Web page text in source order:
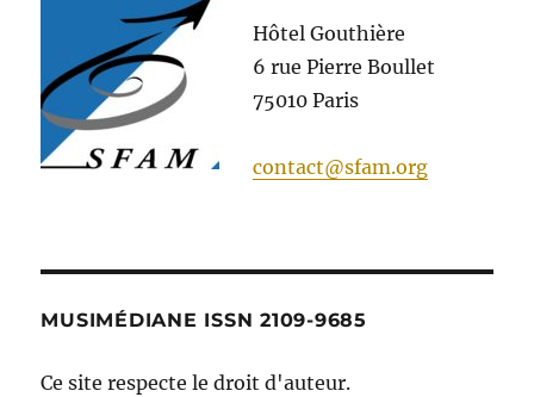
Hôtel Gouthière
6 rue Pierre Boullet
75010 Paris
contact@sfam.org
MUSIMÉDIANE ISSN 2109-9685
Ce site respecte le droit d'auteur.